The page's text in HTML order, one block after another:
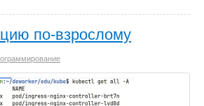
по-взрослому